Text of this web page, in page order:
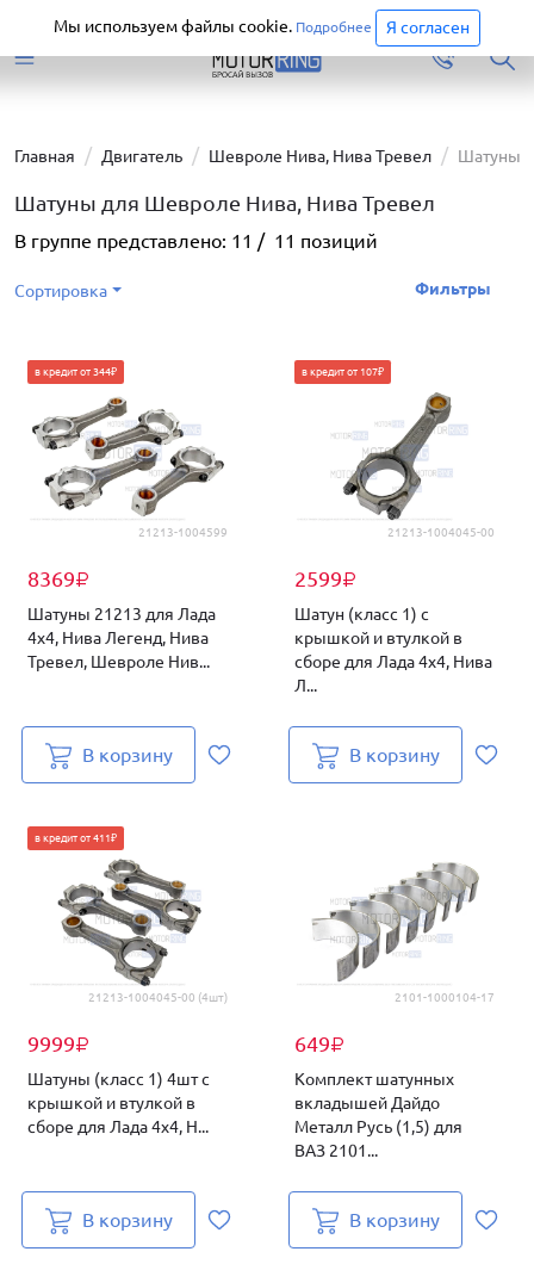
Перейти
Главная Двигатель Шевроле Нива, Нива Тревел Шатуны
Шатуны для Шевроле Нива, Нива Тревел
В группе представлено: 11 / 11 позиций
Сортировка Фильтры
21213-1004599
8369₽
в кредит от 344₽
Шатуны 21213 для Лада
4х4, Нива Легенд, Нива
Тревел, Шевроле Нив...
В корзину
21213-1004045-00
2599₽
в кредит от 107₽
Шатун (класс 1) с
крышкой и втулкой в
сборе для Лада 4х4, Нива
Л...
В корзину
21213-1004045-00 (4шт)
9999₽
в кредит от 411₽
Шатуны (класс 1) 4шт с
крышкой и втулкой в
сборе для Лада 4х4, Н...
В корзину
2101-1000104-17
649₽
Комплект шатунных
вкладышей Дайдо
Металл Русь (1,5) для
ВАЗ 2101...
В корзину
Мы используем файлы cookie. Подробнее Я согласен